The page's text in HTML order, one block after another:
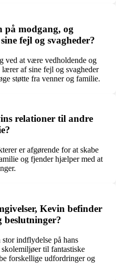
på modgang, og
fejl og svagheder?
ved at være vedholdende og
af sine fejl og svagheder
støtte fra venner og familie.
relationer til andre
er afgørende for at skabe
og fjender hjælper med at
Kevin befinder
beslutninger?
indflydelse på hans
til fantastiske
forskellige udfordringer og